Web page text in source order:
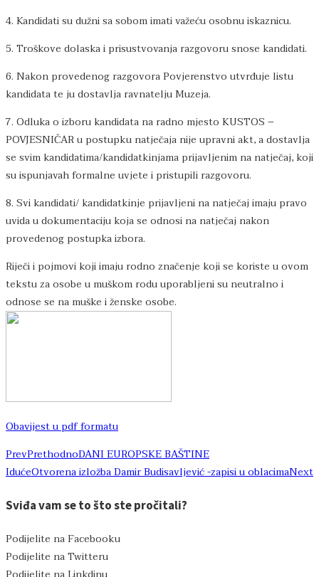
4. Kandidati su dužni sa sobom imati važeću osobnu iskaznicu.
5. Troškove dolaska i prisustvovanja razgovoru snose kandidati.
6. Nakon provedenog razgovora Povjerenstvo utvrđuje listu
kandidata te ju dostavlja ravnatelju Muzeja.
7. Odluka o izboru kandidata na radno mjesto KUSTOS –
POVJESNIČAR u postupku natječaja nije upravni akt, a dostavlja
se svim kandidatima/kandidatkinjama prijavljenim na natječaj, koji
su ispunjavah formalne uvjete i pristupili razgovoru.
8. Svi kandidati/ kandidatkinje prijavljeni na natječaj imaju pravo
uvida u dokumentaciju koja se odnosi na natječaj nakon
provedenog postupka izbora.
Riječi i pojmovi koji imaju rodno značenje koji se koriste u ovom
tekstu za osobe u muškom rodu uporabljeni su neutralno i
odnose se na muške i ženske osobe.
Obavijest u pdf formatu
PrevPrethodnoDANI EUROPSKE BAŠTINE
IdućeOtvorena izložba Damir Budisavljević -zapisi u oblacimaNext
Sviđa vam se to što ste pročitali?
Podijelite na Facebooku
Podijelite na Twitteru